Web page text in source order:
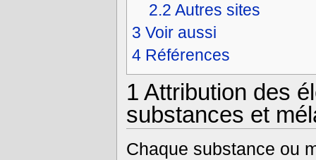
2.2 Autres sites
3 Voir aussi
4 Références
1 Attribution des
substances et
Chaque substance ou